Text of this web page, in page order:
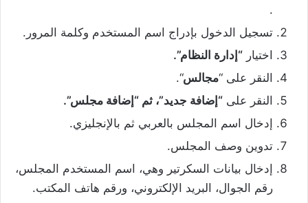
.
تسجيل الدخول بإدراج اسم المستخدم وكلمة المرور.
اختيار “إدارة النظام”.
النقر على “مجالس“.
النقر على “إضافة جديد”، ثم “إضافة مجلس”.
إدخال اسم المجلس بالعربي ثم بالإنجليزي.
تدوين وصف المجلس.
إدخال بيانات السكرتير وهي، اسم المستخدم المجلس،
رقم الجوال، البريد الإلكتروني، ورقم هاتف المكتب.